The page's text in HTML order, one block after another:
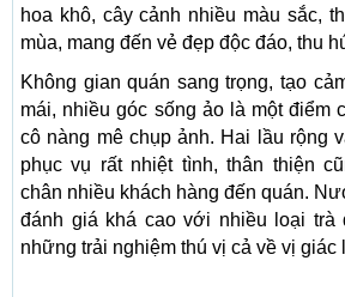
hoa khô, cây cảnh nhiều màu sắc,
mùa, mang đến vẻ đẹp độc đáo, thu
Không gian quán sang trọng, tạo
mái, nhiều góc sống ảo là một điểm
cô nàng mê chụp ảnh. Hai lầu rộng
phục vụ rất nhiệt tình, thân thiện
chân nhiều khách hàng đến quán.
đánh giá khá cao với nhiều loại trà
những trải nghiệm thú vị cả về vị giác